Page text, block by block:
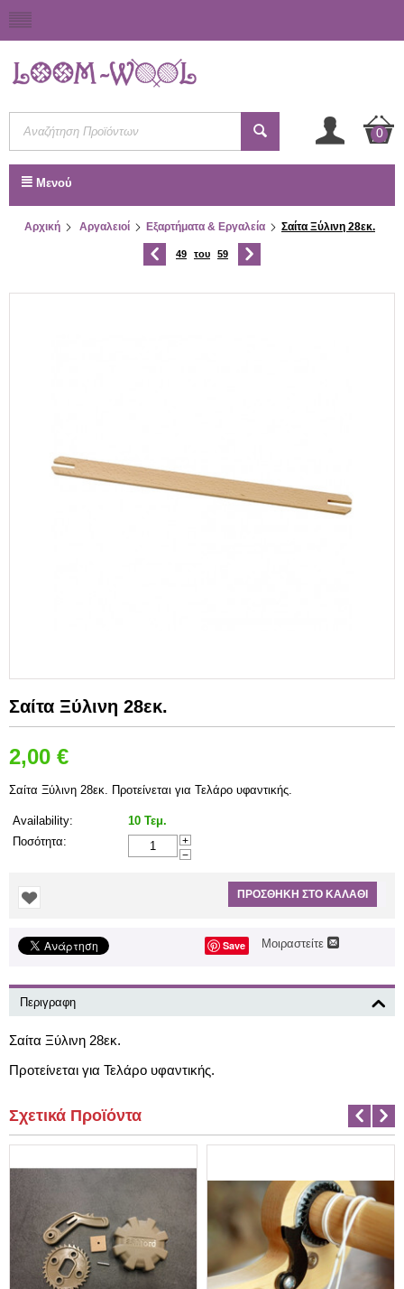
0
Μενού
Αρχική Αργαλειοί Εξαρτήματα & Εργαλεία Σαίτα Ξύλινη 28εκ.
49 του 59
Σαίτα Ξύλινη 28εκ.
2,00 €
Σύντομη Περιγραφή:
Σαίτα Ξύλινη 28εκ. Προτείνεται για Τελάρο υφαντικής.
Availability:
10 Τεμ.
Ποσότητα:
+
−
ΠΡΟΣΘΉΚΗ ΣΤΟ ΚΑΛΆΘΙ
Save Μοιραστείτε
Περιγραφη
Σαίτα Ξύλινη 28εκ.
Προτείνεται για Τελάρο υφαντικής.
Σχετικά Προϊόντα